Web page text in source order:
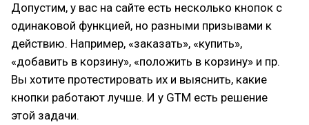
Допустим, у вас на сайте есть несколько кнопок с
одинаковой функцией, но разными призывами к
действию. Например, «заказать», «купить»,
«добавить в корзину», «положить в корзину» и пр.
Вы хотите протестировать их и выяснить, какие
кнопки работают лучше. И у GTM есть решение
этой задачи.